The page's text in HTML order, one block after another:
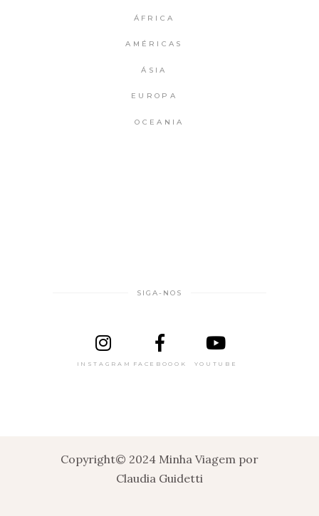
ÁFRICA
AMÉRICAS
ÁSIA
EUROPA
OCEANIA
SIGA-NOS
INSTAGRAM FACEBOOOK YOUTUBE
Copyright© 2024 Minha Viagem por
Claudia Guidetti